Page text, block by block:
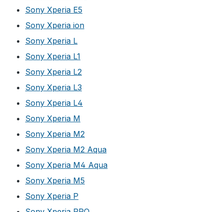
Sony Xperia E5
Sony Xperia ion
Sony Xperia L
Sony Xperia L1
Sony Xperia L2
Sony Xperia L3
Sony Xperia L4
Sony Xperia M
Sony Xperia M2
Sony Xperia M2 Aqua
Sony Xperia M4 Aqua
Sony Xperia M5
Sony Xperia P